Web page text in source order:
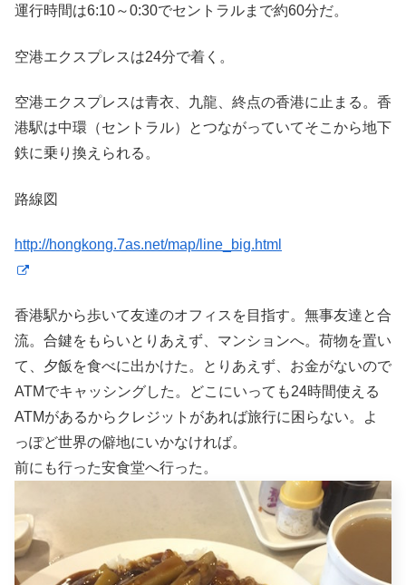
運行時間は6:10～0:30でセントラルまで約60分だ。
空港エクスプレスは24分で着く。
空港エクスプレスは青衣、九龍、終点の香港に止まる。香
港駅は中環（セントラル）とつながっていてそこから地下
鉄に乗り換えられる。
路線図
http://hongkong.7as.net/map/line_big.html
香港駅から歩いて友達のオフィスを目指す。無事友達と合
流。合鍵をもらいとりあえず、マンションへ。荷物を置い
て、夕飯を食べに出かけた。とりあえず、お金がないので
ATMでキャッシングした。どこにいっても24時間使える
ATMがあるからクレジットがあれば旅行に困らない。よ
っぽど世界の僻地にいかなければ。
前にも行った安食堂へ行った。